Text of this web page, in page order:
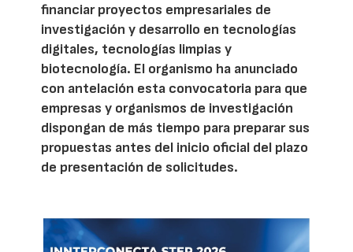
financiar proyectos empresariales de
investigación y desarrollo en tecnologías
digitales, tecnologías limpias y
biotecnología. El organismo ha anunciado
con antelación esta convocatoria para que
empresas y organismos de investigación
dispongan de más tiempo para preparar sus
propuestas antes del inicio oficial del plazo
de presentación de solicitudes.